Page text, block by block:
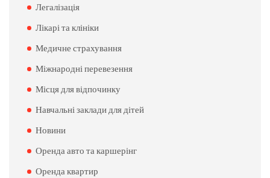
Легалізація
Лікарі та клініки
Медичне страхування
Міжнародні перевезення
Місця для відпочинку
Навчальні заклади для дітей
Новини
Оренда авто та каршерінг
Оренда квартир